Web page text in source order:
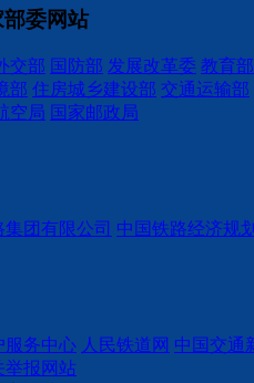
委网站
交部 国防部 发展改革委 教育部
部 住房城乡建设部 交通运输部
空局 国家邮政局
团有限公司 中国铁路经济规
服务中心 人民铁道网 中国交通
举报网站